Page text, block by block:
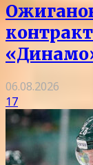
06.08.2026
17